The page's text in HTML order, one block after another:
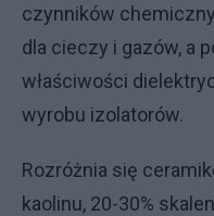
czynników
dla cieczy i gazów, a
właściwości
wyrobu izolatorów.
Rozróżnia się
kaolinu, 20-30%